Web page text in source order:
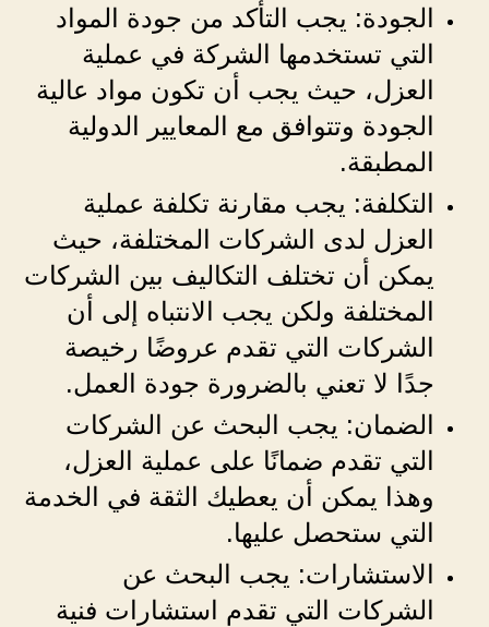
الجودة: يجب التأكد من جودة المواد
التي تستخدمها الشركة في عملية
العزل، حيث يجب أن تكون مواد عالية
الجودة وتتوافق مع المعايير الدولية
المطبقة.
التكلفة: يجب مقارنة تكلفة عملية
العزل لدى الشركات المختلفة، حيث
يمكن أن تختلف التكاليف بين الشركات
المختلفة ولكن يجب الانتباه إلى أن
الشركات التي تقدم عروضًا رخيصة
جدًا لا تعني بالضرورة جودة العمل.
الضمان: يجب البحث عن الشركات
التي تقدم ضمانًا على عملية العزل،
وهذا يمكن أن يعطيك الثقة في الخدمة
التي ستحصل عليها.
الاستشارات: يجب البحث عن
الشركات التي تقدم استشارات فنية